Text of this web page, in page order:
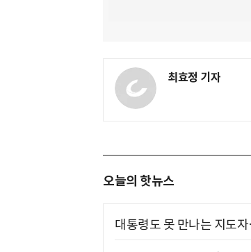
최효정 기자
오늘의 핫뉴스
대통령도 못 만나는 지도